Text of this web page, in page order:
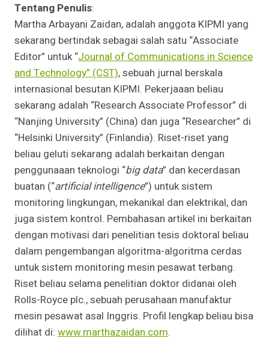
Tentang Penulis:
Martha Arbayani Zaidan, adalah anggota KIPMI yang
sekarang bertindak sebagai salah satu “Associate
Editor” untuk “Journal of Communications in Science
and Technology” (CST), sebuah jurnal berskala
internasional besutan KIPMI. Pekerjaaan beliau
sekarang adalah “Research Associate Professor” di
“Nanjing University” (China) dan juga “Researcher” di
“Helsinki University” (Finlandia). Riset-riset yang
beliau geluti sekarang adalah berkaitan dengan
penggunaaan teknologi “big data” dan kecerdasan
buatan (“artificial intelligence”) untuk sistem
monitoring lingkungan, mekanikal dan elektrikal, dan
juga sistem kontrol. Pembahasan artikel ini berkaitan
dengan motivasi dari penelitian tesis doktoral beliau
dalam pengembangan algoritma-algoritma cerdas
untuk sistem monitoring mesin pesawat terbang.
Riset beliau selama penelitian doktor didanai oleh
Rolls-Royce plc., sebuah perusahaan manufaktur
mesin pesawat asal Inggris. Profil lengkap beliau bisa
dilihat di: www.marthazaidan.com.